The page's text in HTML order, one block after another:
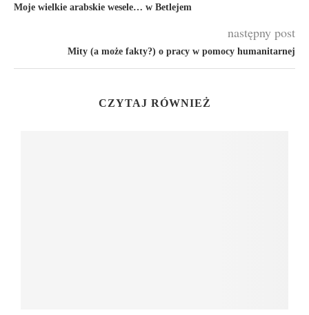
Moje wielkie arabskie wesele… w Betlejem
następny post
Mity (a może fakty?) o pracy w pomocy humanitarnej
CZYTAJ RÓWNIEŻ